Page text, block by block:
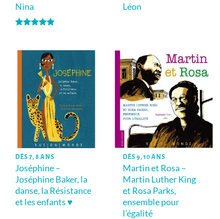
Nina Léon
DÈS 7, 8 ANS
Joséphine –
Joséphine Baker, la
danse, la Résistance
et les enfants ♥
DÈS 9, 10 ANS
Martin et Rosa –
Martin Luther King
et Rosa Parks,
ensemble pour
l’égalité